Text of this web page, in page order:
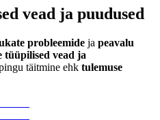
vead ja puudused
probleemide ja peavalu
tüüpilised vead ja
täitmine ehk tulemuse